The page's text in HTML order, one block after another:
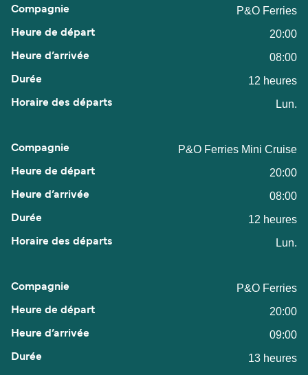
P&O Ferries
20:00
08:00
12 heures
Lun.
P&O Ferries Mini Cruise
20:00
08:00
12 heures
Lun.
P&O Ferries
20:00
09:00
13 heures